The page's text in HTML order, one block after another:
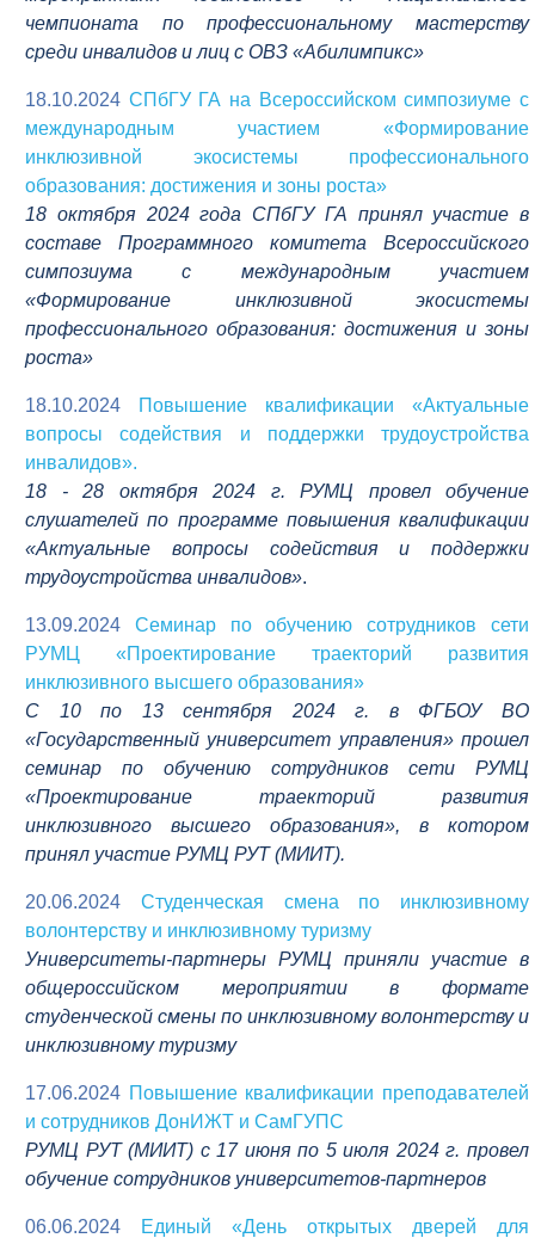
чемпионата по профессиональному мастерству
среди инвалидов и лиц с ОВЗ «Абилимпикс»
18.10.2024 СПбГУ ГА на Всероссийском симпозиуме с
международным участием «Формирование
инклюзивной экосистемы профессионального
образования: достижения и зоны роста»
18 октября 2024 года СПбГУ ГА принял участие в
составе Программного комитета Всероссийского
симпозиума с международным участием
«Формирование инклюзивной экосистемы
профессионального образования: достижения и зоны
роста»
18.10.2024
Повышение квалификации «Актуальные
вопросы содействия и поддержки трудоустройства
инвалидов».
18 - 28 октября 2024 г. РУМЦ провел обучение
слушателей по программе повышения квалификации
«Актуальные вопросы содействия и поддержки
трудоустройства инвалидов».
13.09.2024
Семинар по обучению сотрудников сети
РУМЦ «Проектирование траекторий развития
инклюзивного высшего образования»
С 10 по 13 сентября 2024 г. в ФГБОУ ВО
«Государственный университет управления» прошел
семинар по обучению сотрудников сети РУМЦ
«Проектирование траекторий развития
инклюзивного высшего образования», в котором
принял участие РУМЦ РУТ (МИИТ).
20.06.2024
Студенческая смена по инклюзивному
волонтерству и инклюзивному туризму
Университеты-партнеры РУМЦ приняли участие в
общероссийском мероприятии в формате
студенческой смены по инклюзивному волонтерству и
инклюзивному туризму
17.06.2024 Повышение квалификации преподавателей
и сотрудников ДонИЖТ и СамГУПС
РУМЦ РУТ (МИИТ) с 17 июня по 5 июля 2024 г. провел
обучение сотрудников университетов-партнеров
06.06.2024
Единый «День открытых дверей для